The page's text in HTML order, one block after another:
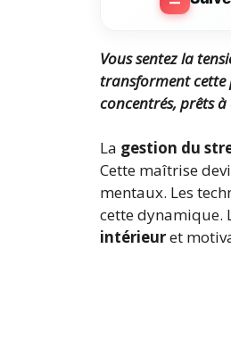
Vous sentez la
transforment cette
concentrés, prêts
La gestion du
Cette maîtrise
mentaux. Les
cette dynamique.
intérieuret